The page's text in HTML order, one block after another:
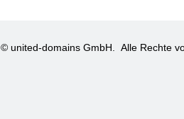
© united-domains GmbH. Alle Rechte